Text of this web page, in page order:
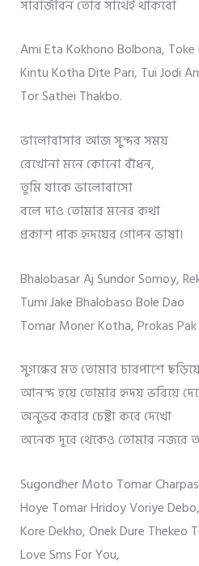
সারাজীবন তোর সাথেই থাকবো
Ami Eta Kokhono Bolbona, Toke
Kintu Kotha Dite Pari, Tui Jodi
Tor Sathei Thakbo.
ভালোবাসার আজ সুন্দর সময়
রেখোনা মনে কোনো বাঁধন,
তুমি যাকে ভালোবাসো
বলে দাও তোমার মনের কথা
প্রকাশ পাক হৃদয়ের গোপন ভাষা।
Bhalobasar Aj Sundor Somoy,
Tumi Jake Bhalobaso Bole Dao
Tomar Moner Kotha, Prokas
সুগন্ধের মত তোমার চারপাশে
আনন্দ হয়ে তোমার হৃদয় ভরিয়ে
অনুভব করার চেষ্টা করে দেখো
অনেক দূরে থেকেও তোমার নজরে
Sugondher Moto Tomar
Hoye Tomar Hridoy Voriye
Kore Dekho, Onek Dure Thekeo
Love Sms For You,